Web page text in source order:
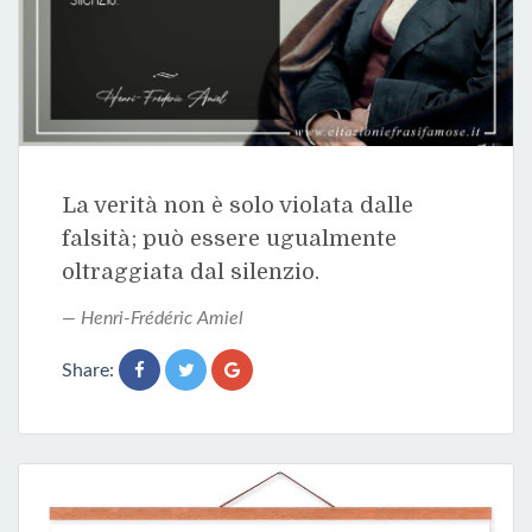
La verità non è solo violata dalle
falsità; può essere ugualmente
oltraggiata dal silenzio.
Henri-Frédéric Amiel
Share: